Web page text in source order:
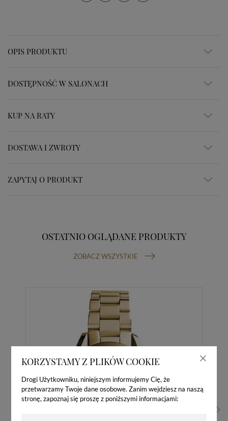
KORZYSTAMY Z PLIKÓW COOKIE
Drogi Użytkowniku, niniejszym informujemy Cię, że
przetwarzamy Twoje dane osobowe. Zanim wejdziesz na naszą
stronę, zapoznaj się proszę z poniższymi informacjami:
OPIS PRODUKTU
DOSTĘPNOŚĆ W SALONACH
KUP NA RATY
DOSTAWA I ZWROTY
ZAPYTAJ O PRODUKT
OSTATNIO OGLĄDANE PRODUKTY
ZOBACZ WSZYSTKIE